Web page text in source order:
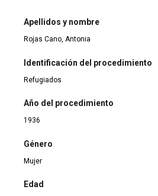
Apellidos y nombre
Rojas Cano, Antonia
Identificación del procedimiento
Refugiados
Año del procedimiento
1936
Género
Mujer
Edad